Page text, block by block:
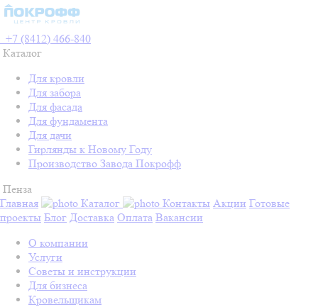
+7 (8412) 466-840
Каталог
Для кровли
Для забора
Для фасада
Для фундамента
Для дачи
Гирлянды к Новому Году
Производство Завода Покрофф
Пенза
Главная
Каталог Контакты Акции Готовые
проекты Блог Доставка Оплата Вакансии
О компании
Услуги
Советы и инструкции
Для бизнеса
Кровельщикам